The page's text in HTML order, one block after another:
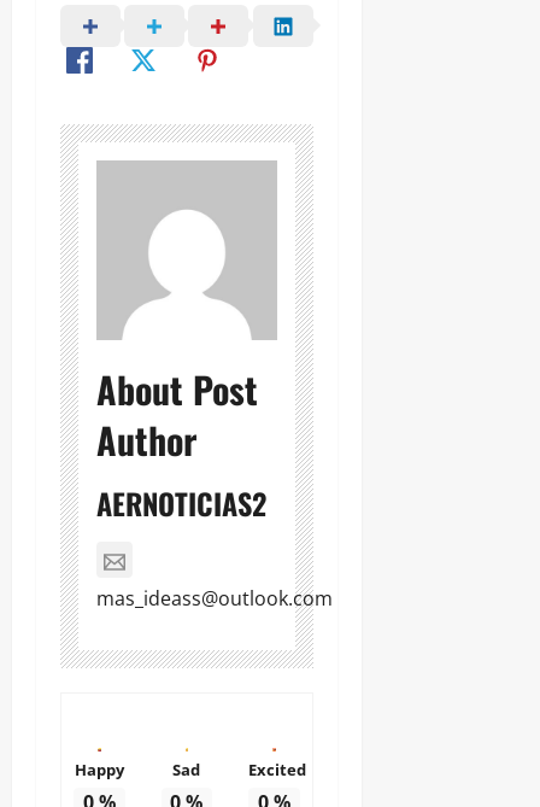
About Post
Author
AERNOTICIAS2
mas_ideass@outlook.com
Happy Sad Excited